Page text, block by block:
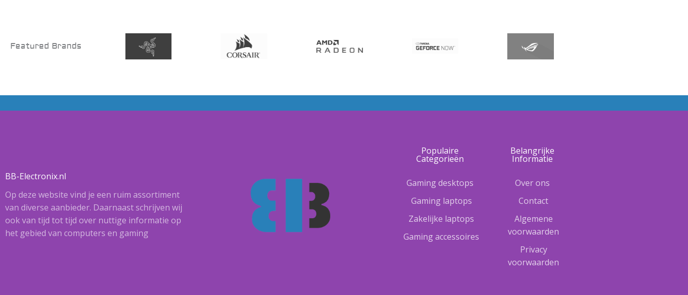
Featured Brands
BB-Electronix.nl
Op deze website vind je een ruim assortiment
van diverse aanbieder. Daarnaast schrijven wij
ook van tijd tot tijd over nuttige informatie op
het gebied van computers en gaming
Populaire
Categorieën
Gaming desktops
Gaming laptops
Zakelijke laptops
Gaming accessoires
Belangrijke
Informatie
Over ons
Contact
Algemene
voorwaarden
Privacy
voorwaarden